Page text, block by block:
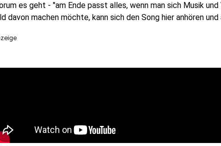
es geht - "am Ende passt alles, wenn man sich Musik
davon machen möchte, kann sich den Song hier anhören und